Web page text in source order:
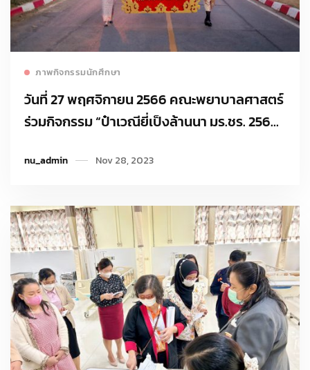
ภาพกิจกรรมนักศึกษา
วันที่ 27 พฤศจิกายน 2566 คณะพยาบาลศาสตร์
ร่วมกิจกรรม “ป๋าเวณียี่เป็งล้านนา มร.ชร. 2566
nu_admin Nov 28, 2023